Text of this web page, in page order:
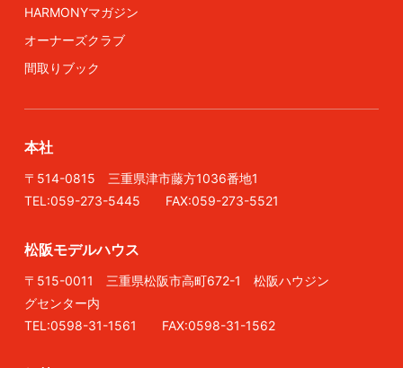
HARMONYマガジン
オーナーズクラブ
間取りブック
本社
〒514-0815 三重県津市藤方1036番地1
TEL:059-273-5445 FAX:059-273-5521
松阪モデルハウス
〒515-0011 三重県松阪市高町672-1 松阪ハウジン
グセンター内
TEL:0598-31-1561 FAX:0598-31-1562